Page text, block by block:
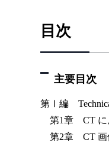
目次
主要目次
第Ⅰ編
第1章 CT に
第2章 CT 画